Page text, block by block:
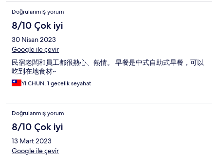
Doğrulanmış yorum
8/10 Çok iyi
30 Nisan 2023
Google ile çevir
民宿老闆和員工都很熱心、熱情。 早餐是中式自助式早餐，可以
吃到在地食材~
YI CHUN, 1 gecelik seyahat
Doğrulanmış yorum
8/10 Çok iyi
13 Mart 2023
Google ile çevir